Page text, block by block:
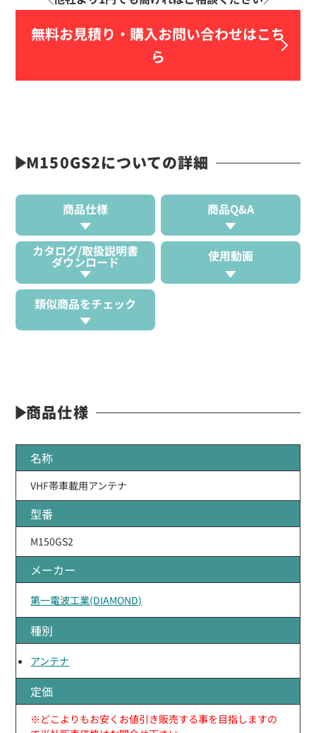
無料お見積り・ 購入お問い合わせはこち
ら
M150GS2についての詳細
商品仕様 商品Q&A
カタログ/取扱説明書
ダウンロード 使用動画
類似商品をチェック
商品仕様
名称
VHF帯車載用アンテナ
型番
M150GS2
メーカー
第一電波工業(DIAMOND)
種別
アンテナ
定価
※どこよりもお安くお値引き販売する事を目指しますの